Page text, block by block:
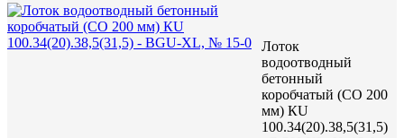
Лоток
водоотводный
бетонный
коробчатый (CO 200
мм) КU
100.34(20).38,5(31,5)